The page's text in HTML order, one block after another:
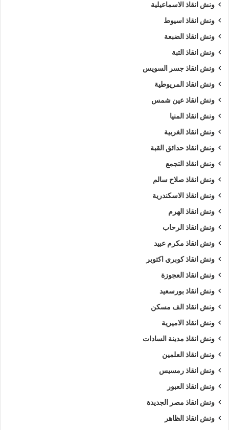
ونش انقاذ الاسماعيلية
ونش انقاذ اسيوط
ونش انقاذ الضبعة
ونش انقاذ التبة
ونش انقاذ جسر السويس
ونش انقاذ المريوطية
ونش انقاذ عين شمس
ونش انقاذ المنيا
ونش انقاذ الغربية
ونش انقاذ حدائق القبة
ونش انقاذ التجمع
ونش انقاذ صلاح سالم
ونش انقاذ الاسكندرية
ونش انقاذ الهرم
ونش انقاذ الرحاب
ونش انقاذ مكرم عبيد
ونش انقاذ كوبري اكتوبر
ونش انقاذ العجوزة
ونش انقاذ بورسعيد
ونش انقاذ الف مسكن
ونش انقاذ الاميرية
ونش انقاذ مدينة السادات
ونش انقاذ العلمين
ونش انقاذ رمسيس
ونش انقاذ العبور
ونش انقاذ مصر الجديدة
ونش انقاذ الظاهر